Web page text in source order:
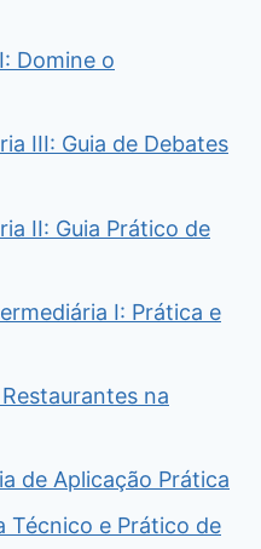
Domine o
III: Guia de Debates
II: Guia Prático de
I: Prática e
na
de Aplicação Prática
Técnico e Prático de